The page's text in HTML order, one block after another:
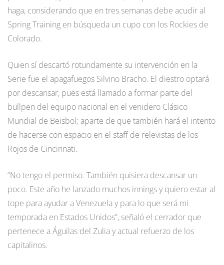
haga, considerando que en tres semanas debe acudir al
Spring Training en búsqueda un cupo con los Rockies de
Colorado.
Quien sí descartó rotundamente su intervención en la
Serie fue el apagafuegos Silvino Bracho. El diestro optará
por descansar, pues está llamado a formar parte del
bullpen del equipo nacional en el venidero Clásico
Mundial de Beisbol; aparte de que también hará el intento
de hacerse con espacio en el staff de relevistas de los
Rojos de Cincinnati.
“No tengo el permiso. También quisiera descansar un
poco. Este año he lanzado muchos innings y quiero estar al
tope para ayudar a Venezuela y para lo que será mi
temporada en Estados Unidos”, señaló el cerrador que
pertenece a Águilas del Zulia y actual refuerzo de los
capitalinos.